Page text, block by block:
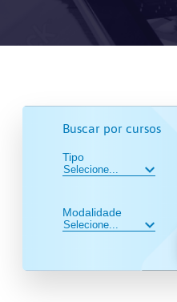
Buscar por cursos
Tipo
Modalidade